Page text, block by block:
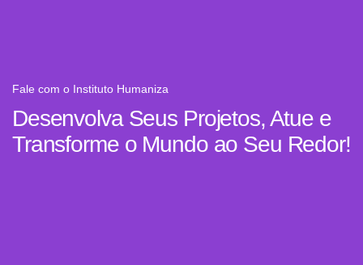
Fale com o Instituto Humaniza
Desenvolva Seus Projetos, Atue e
Transforme o Mundo ao Seu Redor!